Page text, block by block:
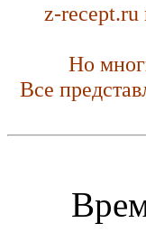
z-recept.ru
Но
Все